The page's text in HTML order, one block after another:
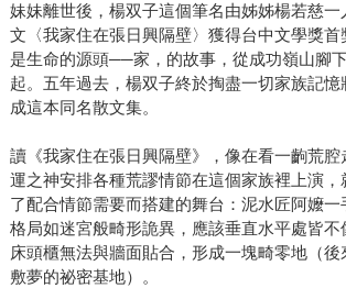
妹妹離世後，楊双子這個筆名由姊姊楊若慈
文〈我家住在張日興隔壁〉獲得台中文學獎首
是生命的源頭──家，的故事，從成功嶺山腳
起。五年過去，楊双子終於掏盡一切家族記
成這本同名散文集。
讀《我家住在張日興隔壁》，像在看一齣荒腔
運之神安排各種荒謬情節在這個家族裡上演，
了配合情節需要而搭建的舞台：泥水匠阿嬤一
格局如迷宮般畸形詭異，應該垂直水平處皆
床頭櫃無法與牆面貼合，形成一塊畸零地（
敷夢的祕密基地）。